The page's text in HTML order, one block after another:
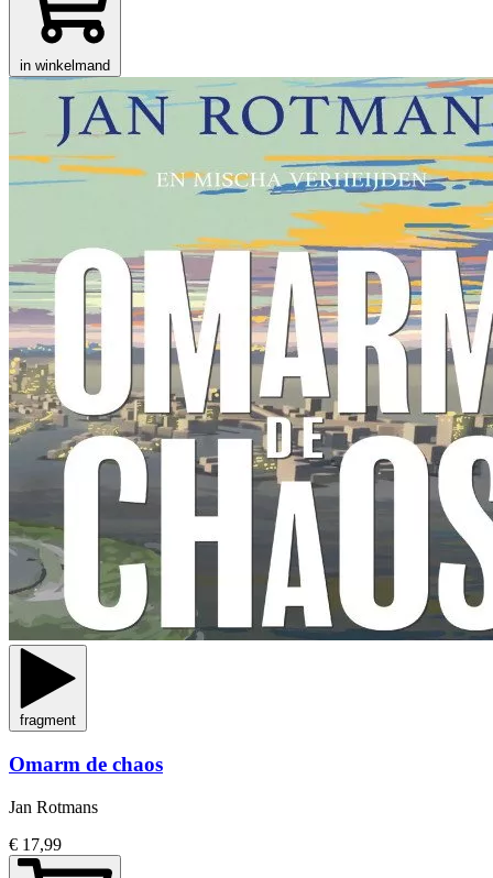
in winkelmand
fragment
Omarm de chaos
Jan Rotmans
€ 17,99